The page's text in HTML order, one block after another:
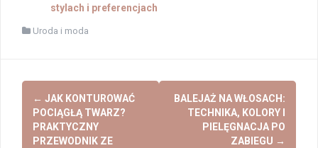
stylach i preferencjach
Uroda i moda
Post
navigation
← JAK KONTUROWAĆ
POCIĄGŁĄ TWARZ?
PRAKTYCZNY
PRZEWODNIK ZE
BALEJAŻ NA WŁOSACH:
TECHNIKA, KOLORY I
PIELĘGNACJA PO
ZABIEGU →